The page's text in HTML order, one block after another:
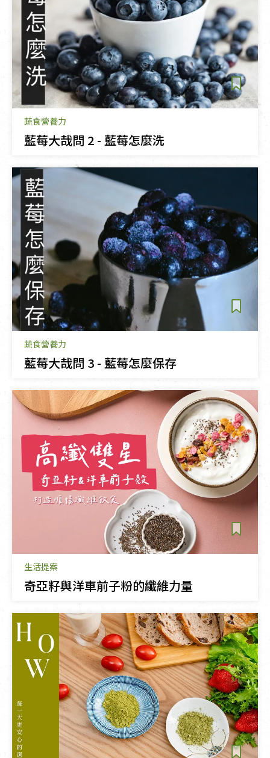
蔬食營養力
藍莓大哉問 2 - 藍莓怎麼洗
蔬食營養力
藍莓大哉問 3 - 藍莓怎麼保存
生活提案
奇亞籽與洋車前子粉的纖維力量